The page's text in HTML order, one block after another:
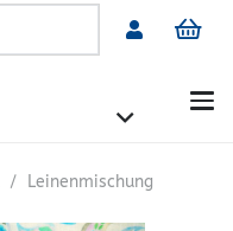
/ Leinenmischung